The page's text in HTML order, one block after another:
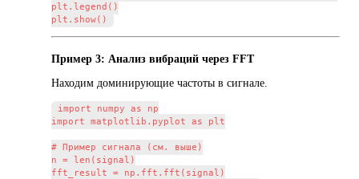
plt.legend()
Пример 3: Анализ вибраций через FFT
Находим доминирующие частоты в сигнале.
import numpy as np
import matplotlib.pyplot as plt
# Пример сигнала (см. выше)
n = len(signal)
fft_result = np.fft.fft(signal)